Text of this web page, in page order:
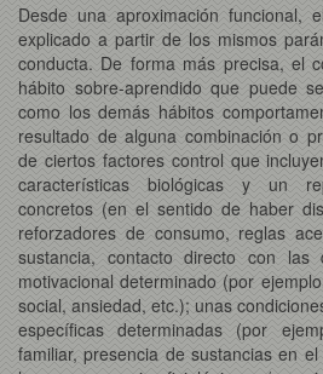
Desde una aproximación funcional,
explicado a partir de los mismos
conducta. De forma más precisa, el
hábito sobre-aprendido que puede
como los demás hábitos
resultado de alguna combinación o
de ciertos factores control que
características biológicas y un
concretos (en el sentido de haber
reforzadores de consumo, reglas
sustancia, contacto directo con las
motivacional determinado (por
social, ansiedad, etc.); unas
específicas determinadas (por
familiar, presencia de sustancias en